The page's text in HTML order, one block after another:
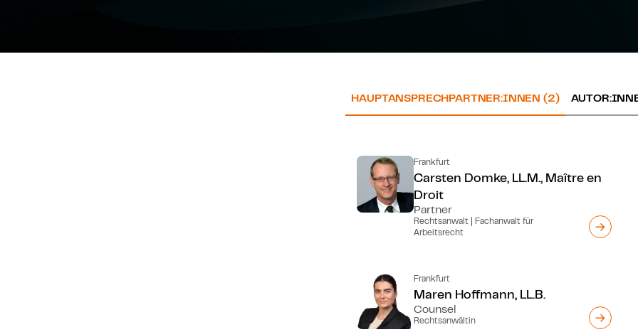
HAUPTANSPRECHPARTNER:INNEN (2)
Frankfurt
Carsten Domke, LL.M., Maître en
Droit
Partner
Rechtsanwalt | Fachanwalt für
Arbeitsrecht
Frankfurt
Maren Hoffmann, LL.B.
Counsel
Rechtsanwältin